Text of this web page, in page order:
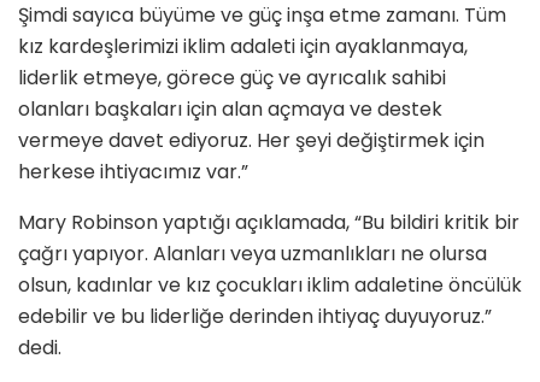
Şimdi sayıca büyüme ve güç inşa etme zamanı. Tüm
kız kardeşlerimizi iklim adaleti için ayaklanmaya,
liderlik etmeye, görece güç ve ayrıcalık sahibi
olanları başkaları için alan açmaya ve destek
vermeye davet ediyoruz. Her şeyi değiştirmek için
herkese ihtiyacımız var.”
Mary Robinson yaptığı açıklamada, “Bu bildiri kritik bir
çağrı yapıyor. Alanları veya uzmanlıkları ne olursa
olsun, kadınlar ve kız çocukları iklim adaletine öncülük
edebilir ve bu liderliğe derinden ihtiyaç duyuyoruz.”
dedi.